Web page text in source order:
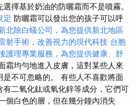
擇基於奶油的防曬霜而不是噴霧。
定 防曬霜可以發出您的孩子可以呼
北除白蟻公司，為您提供新北地區
射手術，改善視力的現代科技 台胞
護理專業服務，為您提供健康、舒
霜均勻地進入皮膚，這對某些人來
是不可忽略的。 有些人不喜歡將面
有二氧化鈦或氧化鋅等成分，它們可
個白色的層，但在幾分鐘內消失